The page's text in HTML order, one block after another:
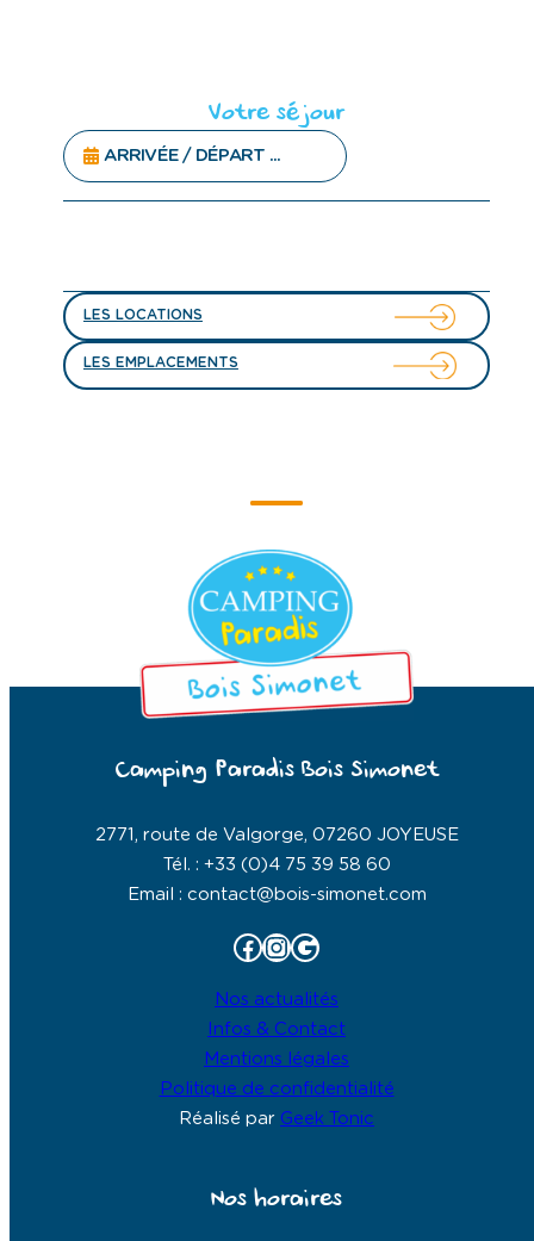
Votre séjour
LES LOCATIONS
LES EMPLACEMENTS
Camping Paradis Bois Simonet
2771, route de Valgorge, 07260 JOYEUSE
Tél. : +33 (0)4 75 39 58 60
Email : contact@bois-simonet.com
Facebook InstagramGoogle
Nos actualités
Infos & Contact
Mentions légales
Politique de confidentialité
Réalisé par Geek Tonic
Nos horaires